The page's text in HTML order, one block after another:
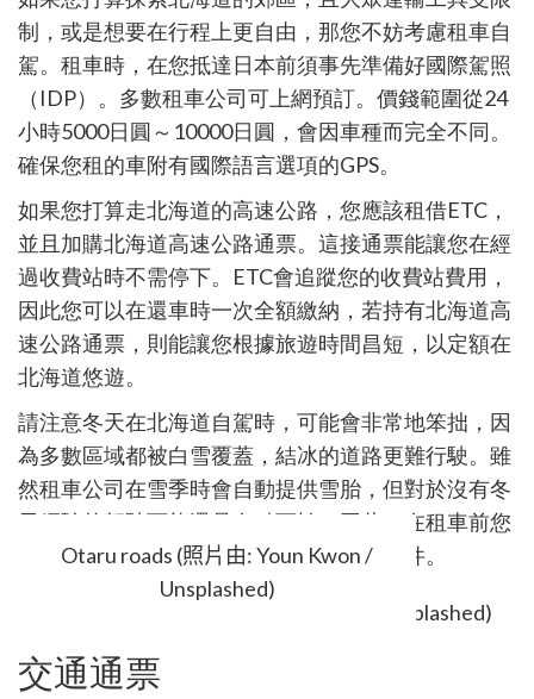
制，或是想要在行程上更自由，那您不妨考慮租車自
駕。租車時，在您抵達日本前須事先準備好國際駕照
（ IDP）。多數租車公司可上網預訂。價錢範圍從24
小時5000日圓～ 10000日圓，會因車種而完全不同。
確保您租的車附有國際語言選項的GPS。
如果您打算走北海道的高速公路，您應該租借ETC ，
並且加購北海道高速公路通票。這接通票能讓您在經
過收費站時不需停下。 ETC會追蹤您的收費站費用，
因此您可以在還車時一次全額繳納，若持有北海道高
速公路通票，則能讓您根據旅遊時間昌短，以定額在
北海道悠遊。
請注意冬天在北海道自駕時，可能會非常地笨拙，因
為多數區域都被白雪覆蓋，結冰的道路更難行駛。雖
然租車公司在雪季時會自動提供雪胎，但對於沒有冬
天經驗的駕駛可能還是有點可怕。因此，在租車前您
應該考慮旅遊時間，以及個人目的地的條件。
Otaru roads (照片由: Youn Kwon /
Unsplashed)
交通通票